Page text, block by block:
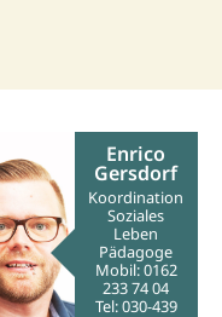
Enrico
Gersdorf
Koordination
Soziales
Leben
Pädagoge
Mobil: 0162
233 74 04
Tel: 030-439